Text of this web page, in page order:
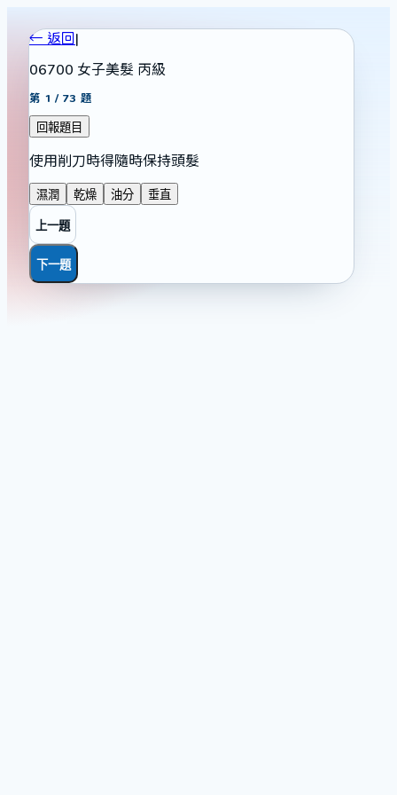
← 返回|
06700 女子美髮 丙級
第 1 / 73 題
回報題目
使用削刀時得隨時保持頭髮
濕潤 乾燥 油分 垂直
上一題
下一題